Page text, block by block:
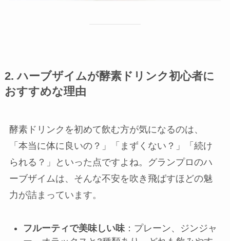
2. ハーブザイムが酵素ドリンク初心者に
おすすめな理由
酵素ドリンクを初めて飲む方が気になるのは、
「本当に体に良いの？」「まずくない？」「続け
られる？」といった点ですよね。グランプロのハ
ーブザイムは、そんな不安を吹き飛ばすほどの魅
力が詰まっています。
フルーティで美味しい味：プレーン、ジンジャ